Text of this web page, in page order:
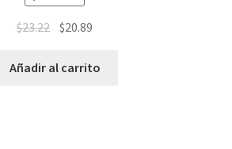
$23.22 $20.89
Añadir al carrito